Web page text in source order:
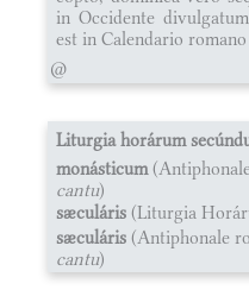
in Occidente
est in Calendario romano
@
Liturgia horárum
monásticum
cantu)
sæculáris (Liturgia
sæculáris (Antiphonale
cantu)